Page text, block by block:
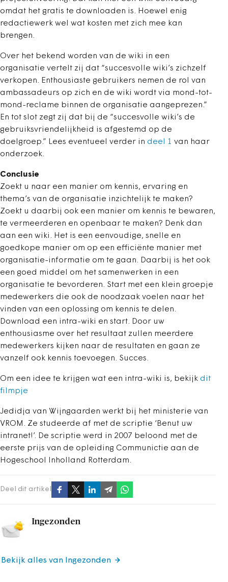
omdat het gratis te downloaden is. Hoewel enig
redactiewerk wel wat kosten met zich mee kan
brengen.
Over het bekend worden van de wiki in een
organisatie vertelt zij dat “succesvolle wiki’s zichzelf
verkopen. Enthousiaste gebruikers nemen de rol van
ambassadeurs op zich en de wiki wordt via mond-tot-
mond-reclame binnen de organisatie aangeprezen.”
En tot slot zegt zij dat bij de “succesvolle wiki’s de
gebruiksvriendelijkheid is afgestemd op de
doelgroep.” Lees eventueel verder in deel 1 van haar
onderzoek.
Conclusie
Zoekt u naar een manier om kennis, ervaring en
thema’s van de organisatie inzichtelijk te maken?
Zoekt u daarbij ook een manier om kennis te bewaren,
te vermeerderen en openbaar te maken? Denk dan
aan een wiki. Het is een eenvoudige, snelle en
goedkope manier om op een efficiënte manier met
organisatie-informatie om te gaan. Daarbij is het ook
een goed middel om het samenwerken in een
organisatie te bevorderen. Start met een klein groepje
medewerkers die ook de noodzaak voelen naar het
vinden van een oplossing om kennis te delen.
Download een intra-wiki en start. Door uw
enthousiasme over het resultaat zullen meerdere
medewerkers kijken naar de resultaten en gaan ze
vanzelf ook kennis toevoegen. Succes.
Om een idee te krijgen wat een intra-wiki is, bekijk dit
filmpje
Jedidja van Wijngaarden werkt bij het ministerie van
VROM. Ze studeerde af met de scriptie ‘Benut uw
intranet!’. De scriptie werd in 2007 beloond met de
eerste prijs van de opleiding Communictie aan de
Hogeschool Inholland Rotterdam.
Deel dit artikel
Ingezonden
Bekijk alles van Ingezonden